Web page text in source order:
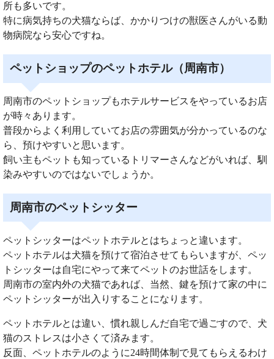
所も多いです。
特に病気持ちの犬猫ならば、かかりつけの獣医さんがいる動
物病院なら安心ですね。
ペットショップのペットホテル（周南市）
周南市のペットショップもホテルサービスをやっているお店
が時々あります。
普段からよく利用していてお店の雰囲気が分かっているのな
ら、預けやすいと思います。
飼い主もペットも知っているトリマーさんなどがいれば、馴
染みやすいのではないでしょうか。
周南市のペットシッター
ペットシッターはペットホテルとはちょっと違います。
ペットホテルは犬猫を預けて宿泊させてもらいますが、ペッ
トシッターは自宅にやって来てペットのお世話をします。
周南市の室内外の犬猫であれば、当然、鍵を預けて家の中に
ペットシッターが出入りすることになります。
ペットホテルとは違い、慣れ親しんだ自宅で過ごすので、犬
猫のストレスは小さくて済みます。
反面、ペットホテルのように24時間体制で見てもらえるわけ